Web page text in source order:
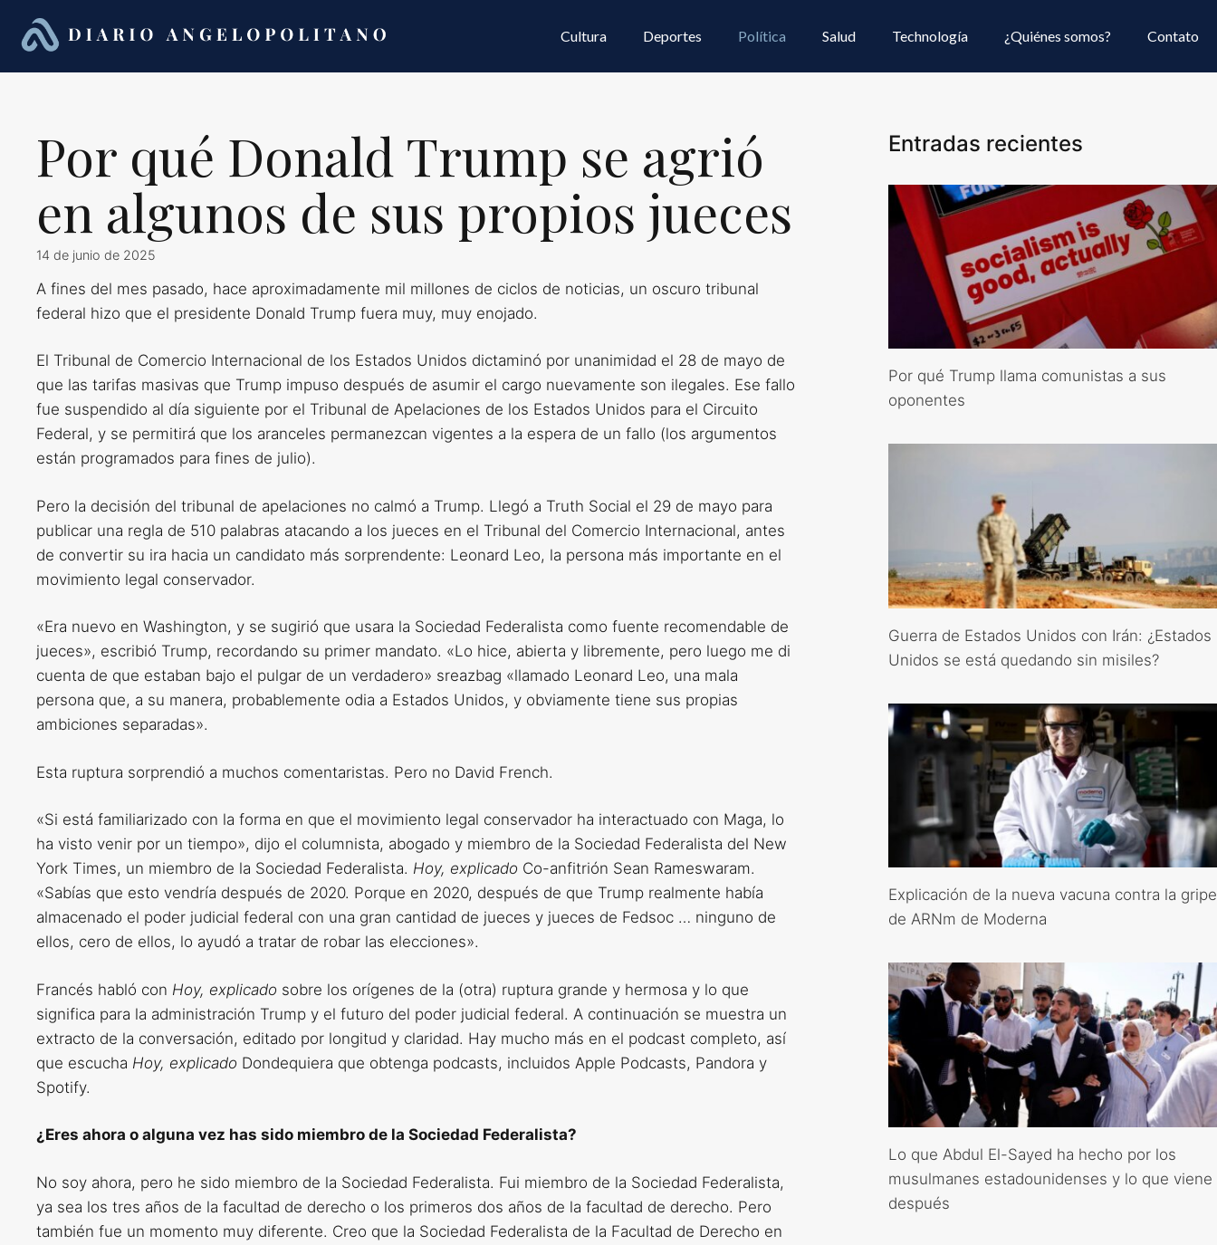
Cultura Deportes Política Salud Technología ¿Quiénes somos? Contato
Por qué Donald Trump se agrió
en algunos de sus propios jueces
14 de junio de 2025
A fines del mes pasado, hace aproximadamente mil millones de ciclos de noticias, un oscuro tribunal
federal hizo que el presidente Donald Trump fuera muy, muy enojado.
El Tribunal de Comercio Internacional de los Estados Unidos dictaminó por unanimidad el 28 de mayo de
que las tarifas masivas que Trump impuso después de asumir el cargo nuevamente son ilegales. Ese fallo
fue suspendido al día siguiente por el Tribunal de Apelaciones de los Estados Unidos para el Circuito
Federal, y se permitirá que los aranceles permanezcan vigentes a la espera de un fallo (los argumentos
están programados para fines de julio).
Pero la decisión del tribunal de apelaciones no calmó a Trump. Llegó a Truth Social el 29 de mayo para
publicar una regla de 510 palabras atacando a los jueces en el Tribunal del Comercio Internacional, antes
de convertir su ira hacia un candidato más sorprendente: Leonard Leo, la persona más importante en el
movimiento legal conservador.
«Era nuevo en Washington, y se sugirió que usara la Sociedad Federalista como fuente recomendable de
jueces», escribió Trump, recordando su primer mandato. «Lo hice, abierta y libremente, pero luego me di
cuenta de que estaban bajo el pulgar de un verdadero» sreazbag «llamado Leonard Leo, una mala
persona que, a su manera, probablemente odia a Estados Unidos, y obviamente tiene sus propias
ambiciones separadas».
Esta ruptura sorprendió a muchos comentaristas. Pero no David French.
«Si está familiarizado con la forma en que el movimiento legal conservador ha interactuado con Maga, lo
ha visto venir por un tiempo», dijo el columnista, abogado y miembro de la Sociedad Federalista del New
York Times, un miembro de la Sociedad Federalista. Hoy, explicado Co-anfitrión Sean Rameswaram.
«Sabías que esto vendría después de 2020. Porque en 2020, después de que Trump realmente había
almacenado el poder judicial federal con una gran cantidad de jueces y jueces de Fedsoc … ninguno de
ellos, cero de ellos, lo ayudó a tratar de robar las elecciones».
Francés habló con Hoy, explicado sobre los orígenes de la (otra) ruptura grande y hermosa y lo que
significa para la administración Trump y el futuro del poder judicial federal. A continuación se muestra un
extracto de la conversación, editado por longitud y claridad. Hay mucho más en el podcast completo, así
que escucha Hoy, explicado Dondequiera que obtenga podcasts, incluidos Apple Podcasts, Pandora y
Spotify.
¿Eres ahora o alguna vez has sido miembro de la Sociedad Federalista?
No soy ahora, pero he sido miembro de la Sociedad Federalista. Fui miembro de la Sociedad Federalista,
ya sea los tres años de la facultad de derecho o los primeros dos años de la facultad de derecho. Pero
también fue un momento muy diferente. Creo que la Sociedad Federalista de la Facultad de Derecho en
Entradas recientes
Por qué Trump llama comunistas a sus
oponentes
Guerra de Estados Unidos con Irán: ¿Estados
Unidos se está quedando sin misiles?
Explicación de la nueva vacuna contra la gripe
de ARNm de Moderna
Lo que Abdul El-Sayed ha hecho por los
musulmanes estadounidenses y lo que viene
después